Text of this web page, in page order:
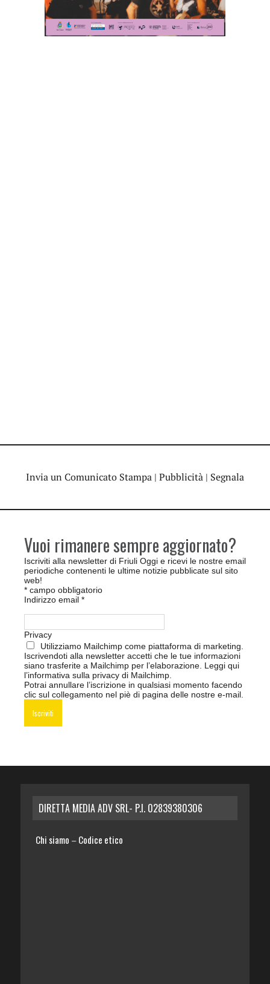
Invia un Comunicato Stampa | Pubblicità | Segnala
Vuoi rimanere sempre aggiornato?
Iscriviti alla newsletter di Friuli Oggi e ricevi le nostre email
periodiche contenenti le ultime notizie pubblicate sul sito
web!
* campo obbligatorio
Indirizzo email *
Privacy
Utilizziamo Mailchimp come piattaforma di marketing.
Iscrivendoti alla newsletter accetti che le tue informazioni
siano trasferite a Mailchimp per l’elaborazione. Leggi qui
l’informativa sulla privacy di Mailchimp
Potrai annullare l’iscrizione in qualsiasi momento facendo
clic sul collegamento nel piè di pagina delle nostre e-mail.
DIRETTA MEDIA ADV SRL- P.I. 02839380306
Chi siamo – Codice etico